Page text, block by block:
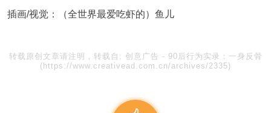
插画/视觉：（全世界最爱吃虾的）鱼儿
转载原创文章请注明，转载自: 创意广告 - 90后行为实录：一身反骨
(https://www.creativead.com.cn/archives/2335)